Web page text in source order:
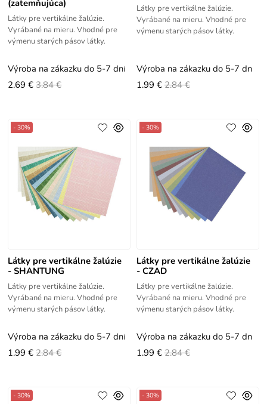
(zatemňujúca)
Látky pre vertikálne žalúzie.
Vyrábané na mieru. Vhodné pre
výmenu starých pásov látky.
Výroba na zákazku do 5-7 dní
2.69 € 3.84 €
Látky pre vertikálne žalúzie.
Vyrábané na mieru. Vhodné pre
výmenu starých pásov látky.
Výroba na zákazku do 5-7 dní
1.99 € 2.84 €
Látky pre vertikálne žalúzie
- SHANTUNG
Látky pre vertikálne žalúzie.
Vyrábané na mieru. Vhodné pre
výmenu starých pásov látky.
- 30%
Výroba na zákazku do 5-7 dní
1.99 € 2.84 €
Látky pre vertikálne žalúzie
- CZAD
Látky pre vertikálne žalúzie.
Vyrábané na mieru. Vhodné pre
výmenu starých pásov látky.
- 30%
Výroba na zákazku do 5-7 dní
1.99 € 2.84 €
- 30% - 30%